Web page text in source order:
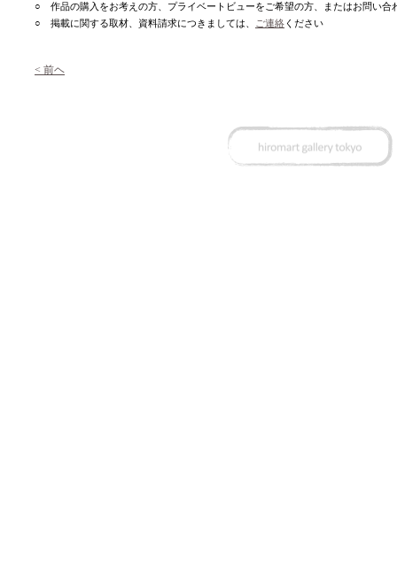
○ 作品の購入をお考えの方、プライベートビューをご希望の方、またはお問い合
○ 掲載に関する取材、資料請求につきましては、
ご連絡 ください
< 前ヘ